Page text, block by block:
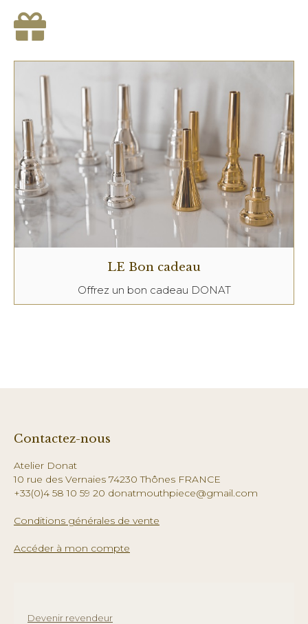
LE Bon cadeau
Offrez un bon cadeau DONAT
Contactez-nous
Atelier Donat
10 rue des Vernaies 74230 Thônes FRANCE
+33(0)4 58 10 59 20 donatmouthpiece@gmail.com
Conditions générales de vente
Accéder à mon compte
Devenir revendeur